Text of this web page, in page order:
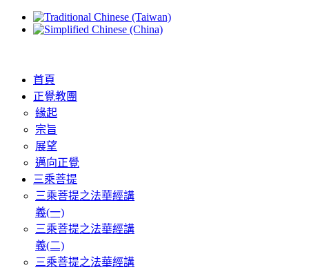
首頁
正覺教團
緣起
宗旨
展望
邁向正覺
三乘菩提
三乘菩提之法華經講
義(一)
三乘菩提之法華經講
義(二)
三乘菩提之法華經講